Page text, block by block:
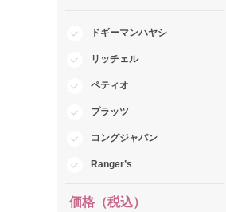
ドギーマンハヤシ
リッチェル
ペティオ
プラッツ
コングジャパン
Ranger’s
価格（税込）